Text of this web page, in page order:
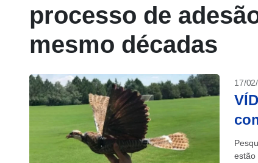
processo de
mesmo décadas
17/
estão